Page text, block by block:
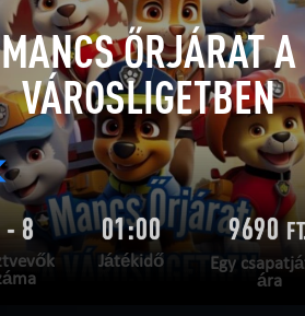
MANCS ŐRJÁRAT A
VÁROSLIGETBEN
8 01:00
Játékidő
9690
Egy
ára